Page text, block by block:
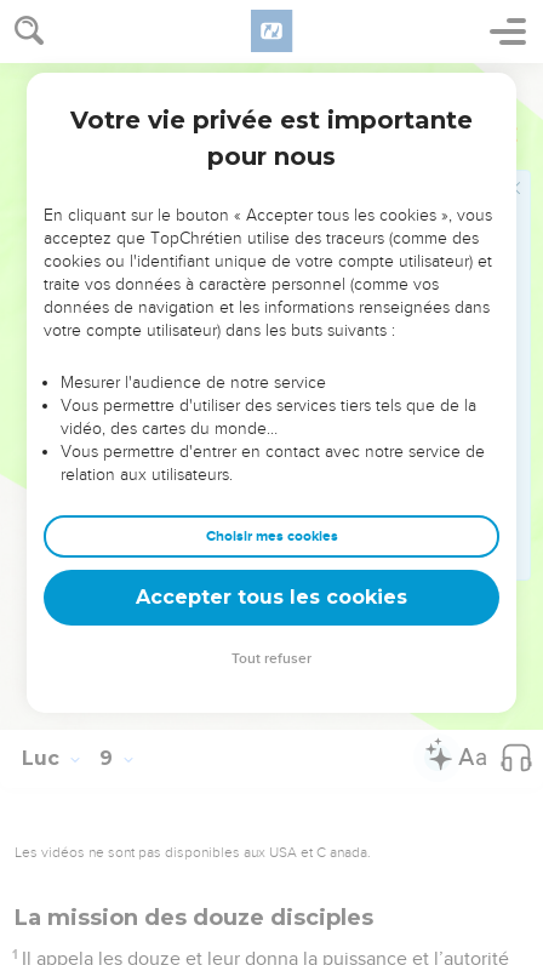
8
48 Jésus lui dit : Ma fille, ta foi t’a sauvée ; va en paix.
Il parlait encore, lorsque survint de chez le chef de la
synagogue quelqu’un qui disait : Ta fille est morte ;
n’importune plus le maître.
Mais Jésus, qui avait entendu cela, dit au chef de la
sauvée.
Lorsqu’il fut arrivé à la maison, il ne permit à personne
d’entrer avec lui, si ce n’est à Pierre, à Jean et à Jacques, et
au père et à la mère de l’enfant.
Tous pleuraient et se lamentaient sur elle. Alors Jésus dit :
Et ils se moquaient de lui, sachant qu’elle était morte.
Mais il la saisit par la main et dit d’une voix forte : Enfant,
lève-toi.
ordonna de lui donner à manger.
Les parents de la jeune fille furent étonnés, et il leur
recommanda de ne dire à personne ce qui était arrivé.
© Société biblique française – Bibli’O, 1978, avec autorisation. Pour vous procurer
Luc 9
Les vidéos ne sont pas disponibles aux USA et C anada.
La mission des douze disciples
1 Il appela les douze et leur donna la puissance et l’autorité
Votre vie privée est importante
pour nous
En cliquant sur le bouton « Accepter tous les cookies », vous
acceptez que TopChrétien utilise des traceurs (comme des
cookies ou l'identifiant unique de votre compte utilisateur) et
traite vos données à caractère personnel (comme vos
données de navigation et les informations renseignées dans
votre compte utilisateur) dans les buts suivants :
Mesurer l'audience de notre service
Vous permettre d'utiliser des services tiers tels que de la
vidéo, des cartes du monde…
Vous permettre d'entrer en contact avec notre service de
relation aux utilisateurs.
Choisir mes cookies
Accepter tous les cookies
Tout refuser